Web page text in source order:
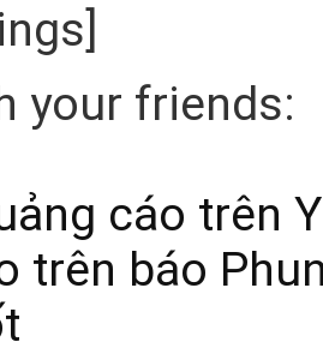
your friends:
cáo trên
trên báo